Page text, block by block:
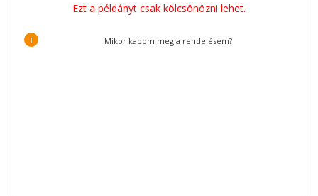
Ezt a példányt csak kölcsönözni lehet.
i Mikor kapom meg a rendelésem?